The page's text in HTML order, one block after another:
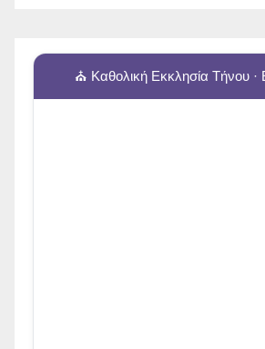
⛪ Καθολική Εκκλησία Τήνου ·